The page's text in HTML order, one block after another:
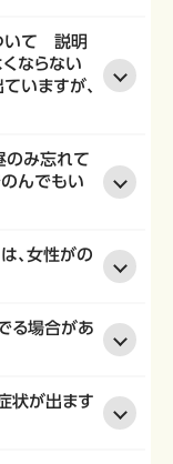
いて 説明
ならない
いますが、
のみ忘れて
のんでもい
は、女性がの
る場合があ
状が出ます